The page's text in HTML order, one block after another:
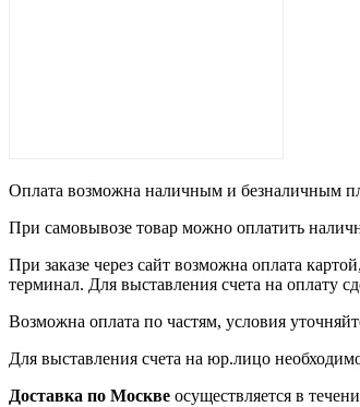
Оплата возможна наличным и безналичным
При самовывозе товар можно оплатить
При заказе через сайт возможна оплата
терминал. Для выставления счета на оплату
Возможна оплата по частям, условия
Для выставления счета на юр.лицо
Доставка по Москве осуществляется в